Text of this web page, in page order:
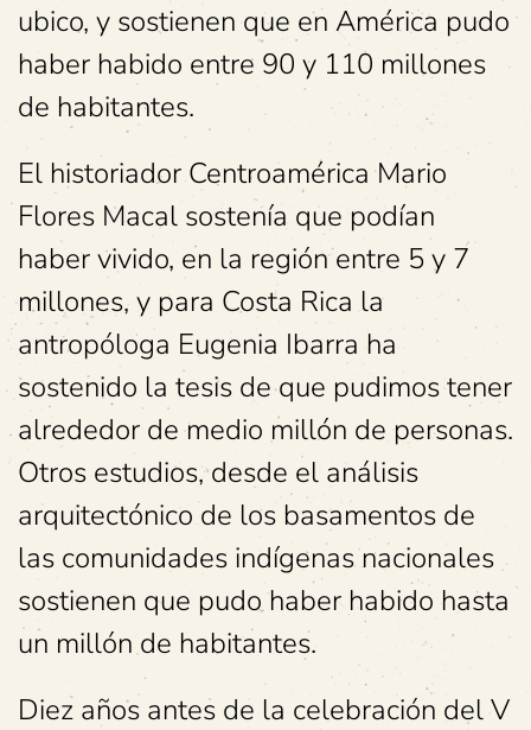
ubico, y sostienen que en América pudo
haber habido entre 90 y 110 millones
de habitantes.
El historiador Centroamérica Mario
Flores Macal sostenía que podían
haber vivido, en la región entre 5 y 7
millones, y para Costa Rica la
antropóloga Eugenia Ibarra ha
sostenido la tesis de que pudimos tener
alrededor de medio millón de personas.
Otros estudios, desde el análisis
arquitectónico de los basamentos de
las comunidades indígenas nacionales
sostienen que pudo haber habido hasta
un millón de habitantes.
Diez años antes de la celebración del V